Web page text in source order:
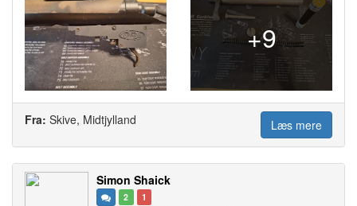
+9
Fra: Skive, Midtjylland Læs mere
Simon Shaick
2 1